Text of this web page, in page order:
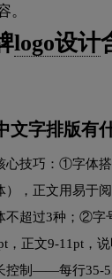
。
logo设计
文字排版有
心技巧：①字体
），正文用易于
不超过3种；②
，正文9-11pt，
控制——每行35-